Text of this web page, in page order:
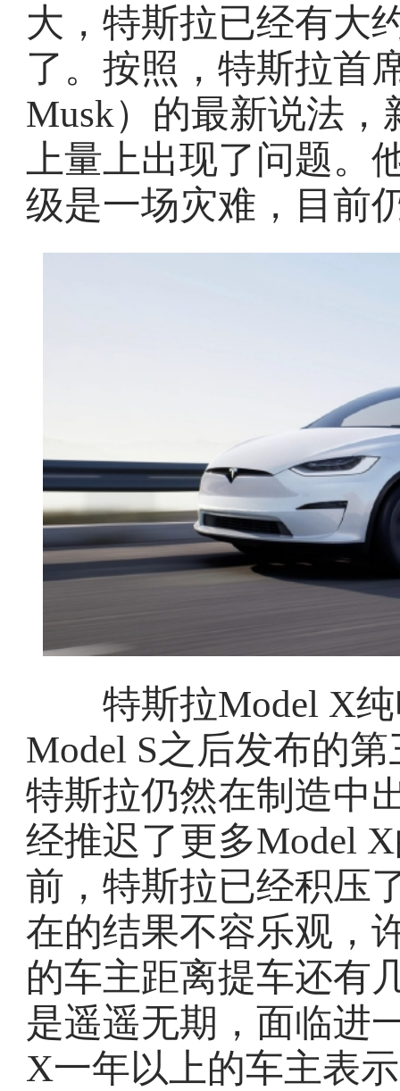
大，特斯拉已经有大
了。按照，特斯拉首
Musk）的最新说法
上量上出现了问题。
级是一场灾难，目前
特斯拉Model X纯
Model S之后发布的
特斯拉仍然在制造中
经推迟了更多Model
前，特斯拉已经积压
在的结果不容乐观，
的车主距离提车还有
是遥遥无期，面临进
X一年以上的车主表